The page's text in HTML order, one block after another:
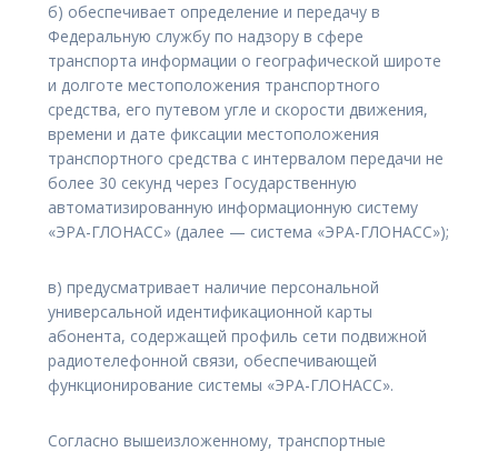
б) обеспечивает определение и передачу в
Федеральную службу по надзору в сфере
транспорта информации о географической широте
и долготе местоположения транспортного
средства, его путевом угле и скорости движения,
времени и дате фиксации местоположения
транспортного средства с интервалом передачи не
более 30 секунд через Государственную
автоматизированную информационную систему
«ЭРА-ГЛОНАСС» (далее — система «ЭРА-ГЛОНАСС»);
в) предусматривает наличие персональной
универсальной идентификационной карты
абонента, содержащей профиль сети подвижной
радиотелефонной связи, обеспечивающей
функционирование системы «ЭРА-ГЛОНАСС».
Согласно вышеизложенному, транспортные